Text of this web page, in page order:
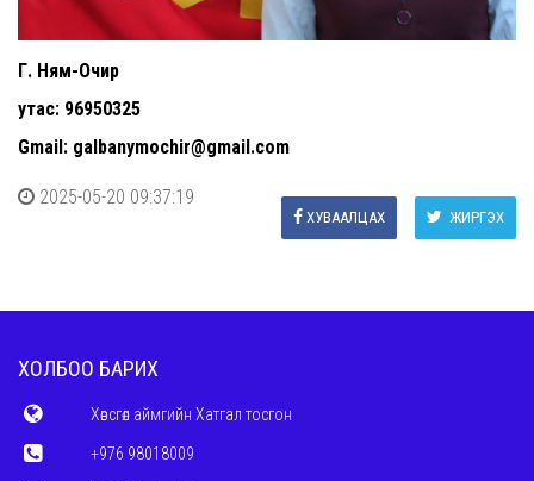
Г. Ням-Очир
утас: 96950325
Gmail: galbanymochir@gmail.com
2025-05-20 09:37:19
ЖИРГЭХ
ХУВААЛЦАХ
ХОЛБОО БАРИХ
Хөвсгөл аймгийн Хатгал тосгон
+976 98018009